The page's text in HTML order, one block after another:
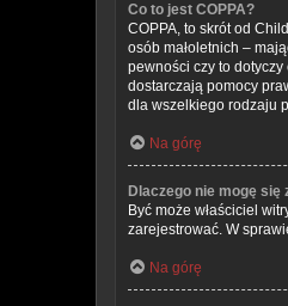
Co to jest COPPA?
COPPA, to skrót od
osób małoletnich –
pewności czy to
dostarczają pomocy
dla wszelkiego rodzaju
Na górę
Dlaczego nie mogę
Być może właściciel
zarejestrować. W
Na górę